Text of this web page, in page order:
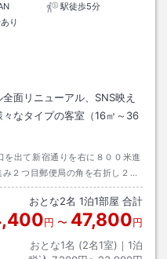
駅徒歩5分
り
面リニューアル、SNS映え
なタイプの客室（16㎡～36
を出て新宿通りを右に８００米進
２つ目郵便局の角を右折し２０
が目印のホテル。
おとな2名 1泊1部屋 合計
円 〜 47,800円
おとな1名 (2名1室)｜ 1泊